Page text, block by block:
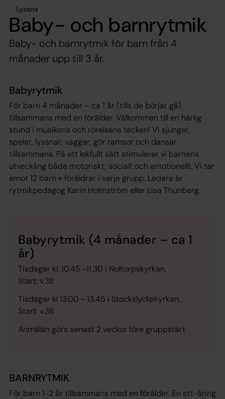
Lyssna
Baby- och barnrytmik
Baby- och barnrytmik för barn från 4
månader upp till 3 år.
Babyrytmik
För barn 4 månader – ca 1 år (tills de börjar gå)
tillsammans med en förälder. Välkommen till en härlig
stund i musikens och rörelsens tecken! Vi sjunger,
spelar, lyssnar, vaggar, gör ramsor och dansar
tillsammans. På ett lekfullt sätt stimulerar vi barnens
utveckling både motoriskt, socialt och emotionellt. Vi tar
emot 12 barn + föräldrar i varje grupp. Ledare är
rytmikpedagog Karin Holmström eller Lisa Thunberg.
Babyrytmik (4 månader – ca 1
år)
Tisdagar kl. 10.45 -11.30 i Noltorpskyrkan.
Start: v.38
Tisdagar kl 13.00 - 13.45 i Stockslyckekyrkan.
Start: v.36
Anmälan görs senast 2 veckor före gruppstart
BARNRYTMIK
För barn 1-2 år tillsammans med en förälder. En ett-åring